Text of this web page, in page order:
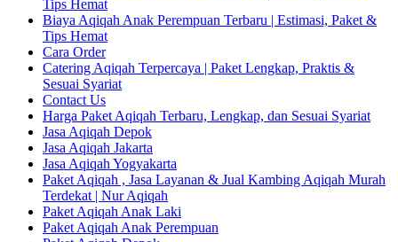
Tips Hemat
Biaya Aqiqah Anak Perempuan Terbaru | Estimasi, Paket &
Tips Hemat
Cara Order
Catering Aqiqah Terpercaya | Paket Lengkap, Praktis &
Sesuai Syariat
Contact Us
Harga Paket Aqiqah Terbaru, Lengkap, dan Sesuai Syariat
Jasa Aqiqah Depok
Jasa Aqiqah Jakarta
Jasa Aqiqah Yogyakarta
Paket Aqiqah , Jasa Layanan & Jual Kambing Aqiqah Murah
Terdekat | Nur Aqiqah
Paket Aqiqah Anak Laki
Paket Aqiqah Anak Perempuan